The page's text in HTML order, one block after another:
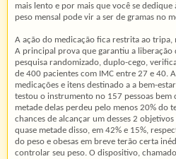
mais lento e por mais que você se
peso mensal pode vir a ser de gramas no
A ação do medicação fica restrita ao tripa,
A principal prova que garantiu a liberação
pesquisa randomizado, duplo-cego,
de 400 pacientes com IMC entre 27 e 40.
medicações e itens destinado a a bem-
testou o instrumento no 157 pessoas bem
metade delas perdeu pelo menos 20% do
chances de alcançar um desses 2
quase metade disso, em 42% e 15%,
do peso e obesas em breve terão certa
controlar seu peso. O dispositivo,